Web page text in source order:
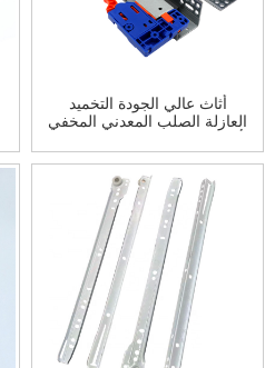
أثاث عالي الجودة التخميد
العازلة الصلب المعدني المخفي
أسفل درج الشريحة لينة قريبة
التخميد السكك الحديدية